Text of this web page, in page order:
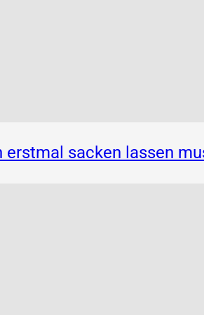
sacken lassen